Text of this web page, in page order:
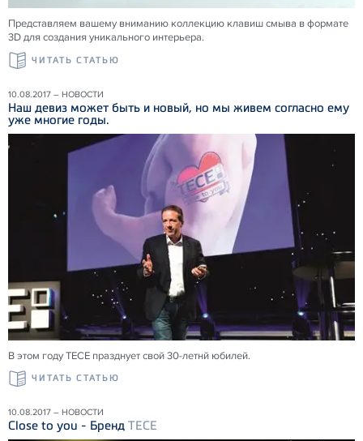
Представляем вашему вниманию коллекцию клавиш смыва в формате
3D для создания уникального интерьера.
ЧИТАТЬ СТАТЬЮ
10.08.2017 – НОВОСТИ
Наш девиз может быть и новый, но мы живем согласно ему
уже многие годы.
В этом году ТЕСЕ празднует свой 30-летнй юбилей.
ЧИТАТЬ СТАТЬЮ
10.08.2017 – НОВОСТИ
Close to you - Бренд TECE